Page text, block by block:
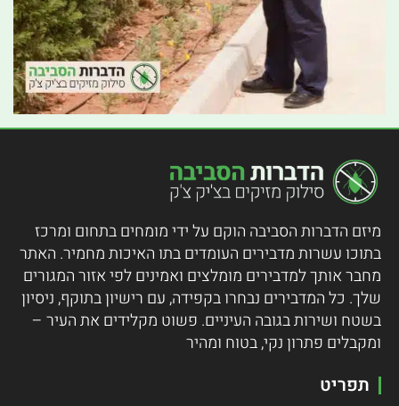
מיזם הדברות הסביבה הוקם על ידי מומחים בתחום ומרכז
בתוכו עשרות מדבירים העומדים בתו האיכות מחמיר. האתר
מחבר אותך למדבירים מומלצים ואמינים לפי אזור המגורים
שלך. כל המדבירים נבחרו בקפידה, עם רישיון בתוקף, ניסיון
בשטח ושירות בגובה העיניים. פשוט מקלידים את העיר –
ומקבלים פתרון נקי, בטוח ומהיר
תפריט